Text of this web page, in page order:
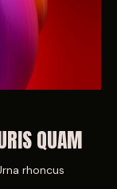
QUAM
rhoncus